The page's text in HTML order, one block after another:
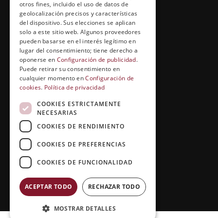
Entrevistas profesionales
EL RINCÓN DEL ALUMNO
Conócenos
Preguntas y respuestas
Clases virtuales
Copyright © 2026 |Grupo Esneca TV
otros fines, incluido el uso de datos de
geolocalización precisos y características
del dispositivo. Sus elecciones se aplican
solo a este sitio web. Algunos proveedores
pueden basarse en el interés legítimo en
lugar del consentimiento; tiene derecho a
oponerse en Configuración de publicidad.
Puede retirar su consentimiento en
cualquier momento enConfiguración de
cookies. Política de privacidad
COOKIES ESTRICTAMENTE
NECESARIAS
COOKIES DE RENDIMIENTO
COOKIES DE PREFERENCIAS
COOKIES DE FUNCIONALIDAD
ACEPTAR TODO RECHAZAR TODO
MOSTRAR DETALLES